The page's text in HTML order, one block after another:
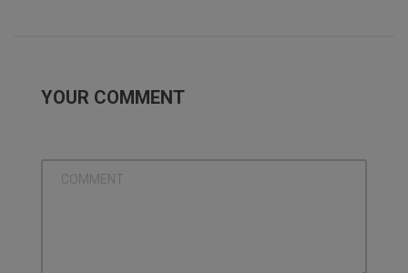
YOUR COMMENT